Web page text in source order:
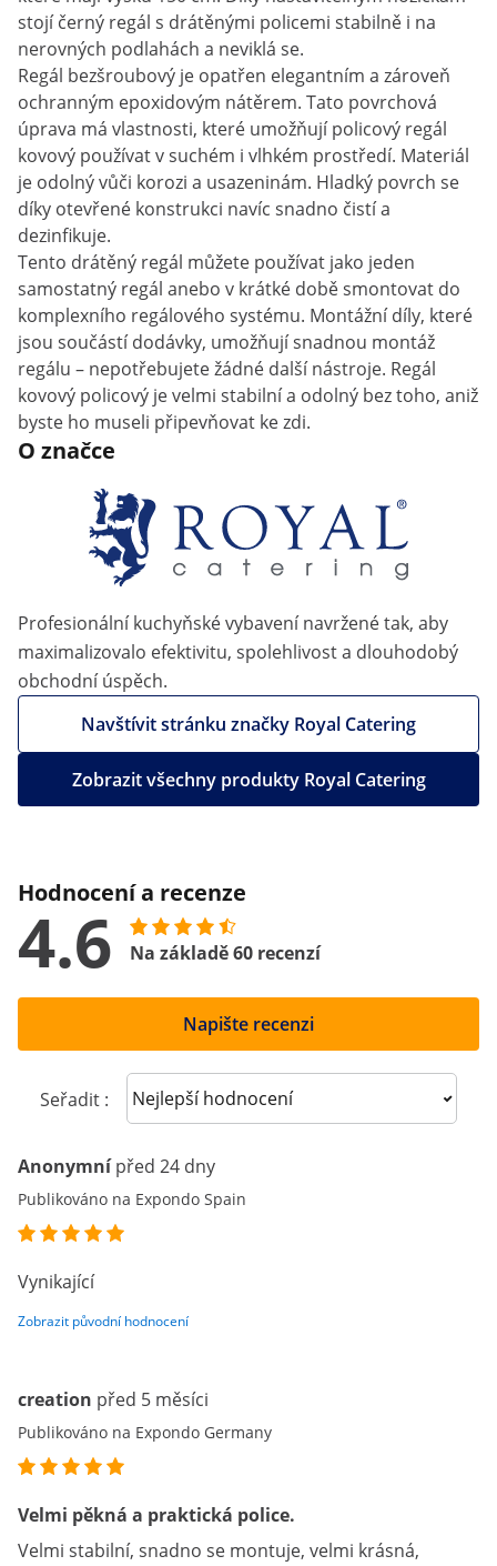
stojí černý regál s drátěnými policemi stabilně i na
nerovných podlahách a neviklá se.
Regál bezšroubový je opatřen elegantním a zároveň
ochranným epoxidovým nátěrem. Tato povrchová
úprava má vlastnosti, které umožňují policový regál
kovový používat v suchém i vlhkém prostředí. Materiál
je odolný vůči korozi a usazeninám. Hladký povrch se
díky otevřené konstrukci navíc snadno čistí a
dezinfikuje.
Tento drátěný regál můžete používat jako jeden
samostatný regál anebo v krátké době smontovat do
komplexního regálového systému. Montážní díly, které
jsou součástí dodávky, umožňují snadnou montáž
regálu – nepotřebujete žádné další nástroje. Regál
kovový policový je velmi stabilní a odolný bez toho, aniž
byste ho museli připevňovat ke zdi.
O značce
Profesionální kuchyňské vybavení navržené tak, aby
maximalizovalo efektivitu, spolehlivost a dlouhodobý
obchodní úspěch.
Navštívit stránku značky Royal Catering
Zobrazit všechny produkty Royal Catering
Hodnocení a recenze
4.6 Na základě 60 recenzí
Napište recenzi
Seřadit : Sort reviews
Anonymní před 24 dny
Publikováno na Expondo Spain
Vynikající
Zobrazit původní hodnocení
creation před 5 měsíci
Publikováno na Expondo Germany
Velmi pěkná a praktická police.
Velmi stabilní, snadno se montuje, velmi krásná,